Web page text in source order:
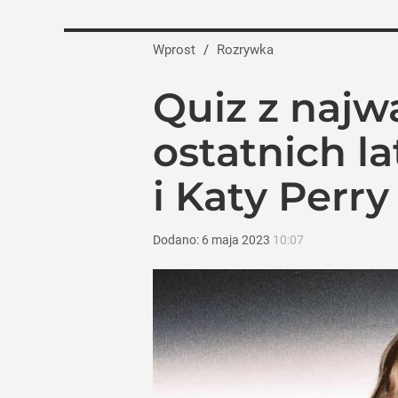
Policja interweniowała po nagraniu
Wprost / Rozrywka
Quiz z
ostatnich
i Katy Perry
Dodano: 6 maja 2023 10:07